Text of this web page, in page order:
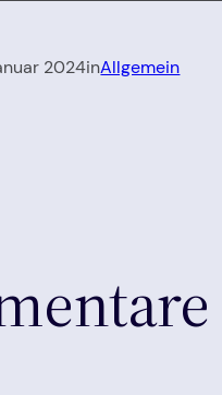
2024inAllgemein